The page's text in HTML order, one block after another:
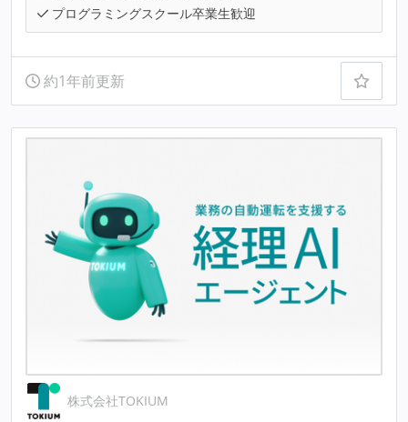
プログラミングスクール卒業生歓迎
約1年前更新
株式会社TOKIUM